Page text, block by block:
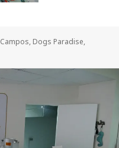
Schlagwörter
Campos, Dogs Paradise,